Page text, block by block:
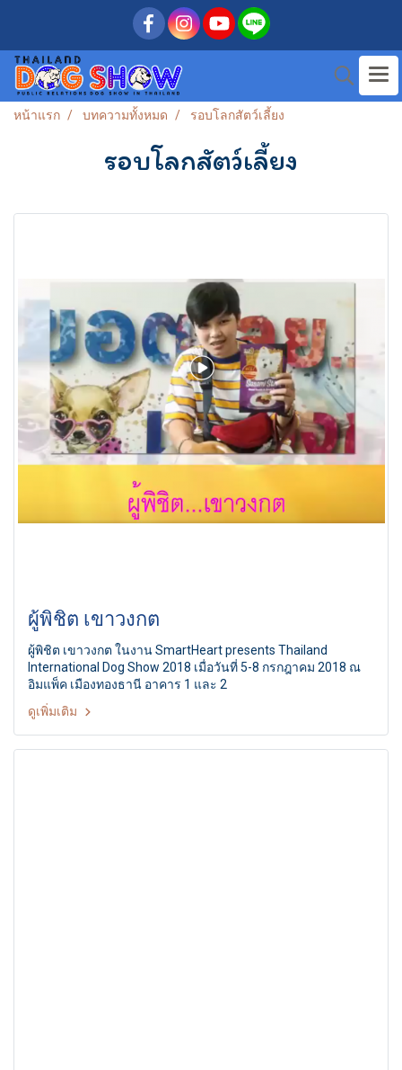
หน้าแรก บทความทั้งหมด รอบโลกสัตว์เลี้ยง
รอบโลกสัตว์เลี้ยง
ผู้พิชิต เขาวงกต
ผู้พิชิต เขาวงกต ในงาน SmartHeart presents Thailand
International Dog Show 2018 เมื่อวันที่ 5-8 กรกฎาคม 2018 ณ
อิมแพ็ค เมืองทองธานี อาคาร 1 และ 2
ดูเพิ่มเติม